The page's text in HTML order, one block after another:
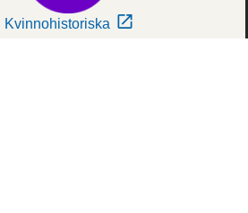
Kvinnohistoriska